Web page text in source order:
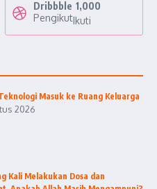
Dribbble 1,000
PengikutIkuti
Masuk ke Ruang Keluarga
2026
Kali Melakukan Dosa dan